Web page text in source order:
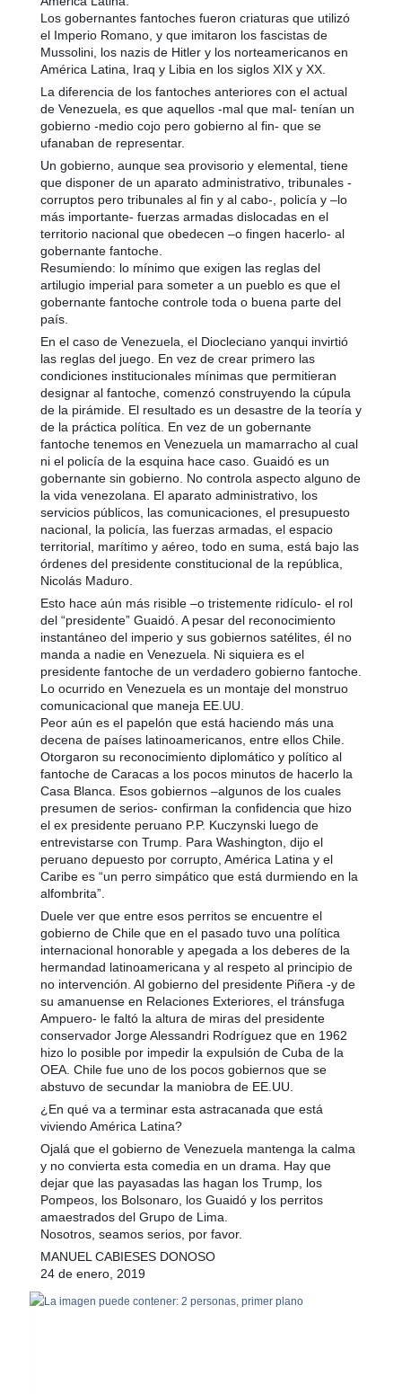
Los gobernantes fantoches fueron criaturas que utilizó
el Imperio Romano, y que imitaron los fascistas de
Mussolini, los nazis de Hitler y los norteamericanos en
América Latina, Iraq y Libia en los siglos XIX y XX.
La diferencia de los fantoches anteriores con el actual
de Venezuela, es que aquellos -mal que mal- tenían un
gobierno -medio cojo pero gobierno al fin- que se
ufanaban de representar.
Un gobierno, aunque sea provisorio y elemental, tiene
que disponer de un aparato administrativo, tribunales -
corruptos pero tribunales al fin y al cabo-, policía y –lo
más importante- fuerzas armadas dislocadas en el
territorio nacional que obedecen –o fingen hacerlo- al
gobernante fantoche.
Resumiendo: lo mínimo que exigen las reglas del
artilugio imperial para someter a un pueblo es que el
gobernante fantoche controle toda o buena parte del
país.
En el caso de Venezuela, el Diocleciano yanqui invirtió
las reglas del juego. En vez de crear primero las
condiciones institucionales mínimas que permitieran
designar al fantoche, comenzó construyendo la cúpula
de la pirámide. El resultado es un desastre de la teoría y
de la práctica política. En vez de un gobernante
fantoche tenemos en Venezuela un mamarracho al cual
ni el policía de la esquina hace caso. Guaidó es un
gobernante sin gobierno. No controla aspecto alguno de
la vida venezolana. El aparato administrativo, los
servicios públicos, las comunicaciones, el presupuesto
nacional, la policía, las fuerzas armadas, el espacio
territorial, marítimo y aéreo, todo en suma, está bajo las
órdenes del presidente constitucional de la república,
Nicolás Maduro.
Esto hace aún más risible –o tristemente ridículo- el rol
del “presidente” Guaidó. A pesar del reconocimiento
instantáneo del imperio y sus gobiernos satélites, él no
manda a nadie en Venezuela. Ni siquiera es el
presidente fantoche de un verdadero gobierno fantoche.
Lo ocurrido en Venezuela es un montaje del monstruo
comunicacional que maneja EE.UU.
Peor aún es el papelón que está haciendo más una
decena de países latinoamericanos, entre ellos Chile.
Otorgaron su reconocimiento diplomático y político al
fantoche de Caracas a los pocos minutos de hacerlo la
Casa Blanca. Esos gobiernos –algunos de los cuales
presumen de serios- confirman la confidencia que hizo
el ex presidente peruano P.P. Kuczynski luego de
entrevistarse con Trump. Para Washington, dijo el
peruano depuesto por corrupto, América Latina y el
Caribe es “un perro simpático que está durmiendo en la
alfombrita”.
Duele ver que entre esos perritos se encuentre el
gobierno de Chile que en el pasado tuvo una política
internacional honorable y apegada a los deberes de la
hermandad latinoamericana y al respeto al principio de
no intervención. Al gobierno del presidente Piñera -y de
su amanuense en Relaciones Exteriores, el tránsfuga
Ampuero- le faltó la altura de miras del presidente
conservador Jorge Alessandri Rodríguez que en 1962
hizo lo posible por impedir la expulsión de Cuba de la
OEA. Chile fue uno de los pocos gobiernos que se
abstuvo de secundar la maniobra de EE.UU.
¿En qué va a terminar esta astracanada que está
viviendo América Latina?
Ojalá que el gobierno de Venezuela mantenga la calma
y no convierta esta comedia en un drama. Hay que
dejar que las payasadas las hagan los Trump, los
Pompeos, los Bolsonaro, los Guaidó y los perritos
amaestrados del Grupo de Lima.
Nosotros, seamos serios, por favor.
MANUEL CABIESES DONOSO
24 de enero, 2019